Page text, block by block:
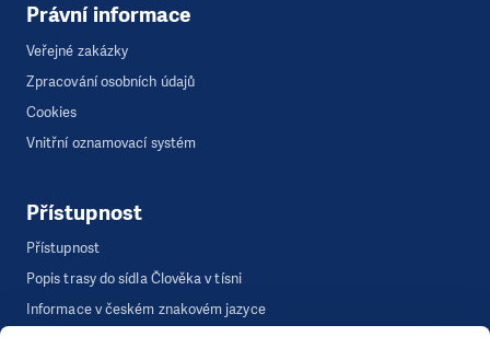
Právní informace
Veřejné zakázky
Zpracování osobních údajů
Cookies
Vnitřní oznamovací systém
Přístupnost
Přístupnost
Popis trasy do sídla Člověka v tísni
Informace v českém znakovém jazyce